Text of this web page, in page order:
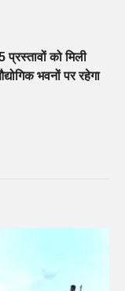
को मिली
भवनों पर रहेगा